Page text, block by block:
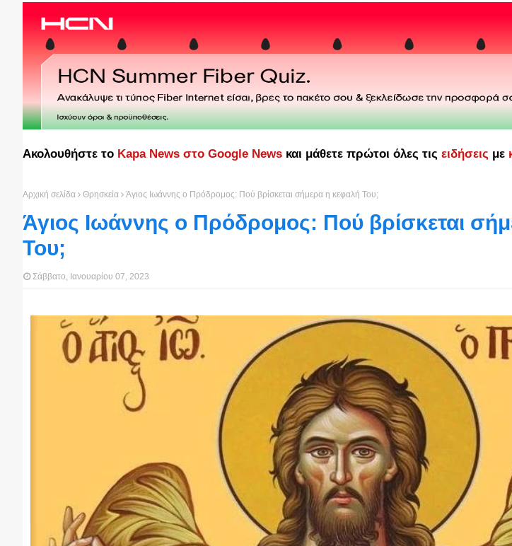
Ακολουθήστε το Kapa News στο Google News και μάθετε πρώτοι όλες τις ειδήσεις με
Αρχική σελίδα Θρησκεία Άγιος Ιωάννης ο Πρόδρομος: Πού βρίσκεται σήμερα η κεφαλή Του;
Άγιος Ιωάννης ο Πρόδρομος: Πού βρίσκεται
Του;
Σάββατο, Ιανουαρίου 07, 2023